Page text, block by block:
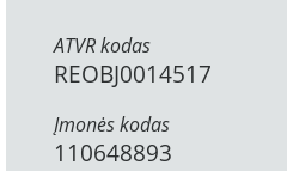
ATVR kodas
REOBJ0014517
Įmonės kodas
110648893